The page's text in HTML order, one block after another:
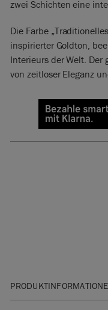
zwei Schichten eine
Die Farbe
inspirierter Goldton,
Interieurs der Welt. Der
von zeitloser Eleganz